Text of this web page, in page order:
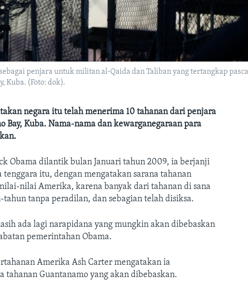
penjara untuk militan al-Qaida dan Taliban yang tertangkap pasca
Kuba. (Foto: dok).
negara itu telah menerima 10 tahanan dari penjara
Kuba. Nama-nama dan kewarganegaraan para
Obama dilantik bulan Januari tahun 2009, ia berjanji
itu, dengan mengatakan sarana tahanan
nilai Amerika, karena banyak dari tahanan di sana
tanpa peradilan, dan sebagian telah disiksa.
ada lagi narapidana yang mungkin akan dibebaskan
pemerintahan Obama.
Amerika Ash Carter mengatakan ia
Guantanamo yang akan dibebaskan.